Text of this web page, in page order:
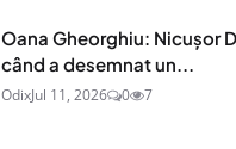
Oana Gheorghiu: Nicușor
când a desemnat un...
OdixJul 11, 2026 0 7